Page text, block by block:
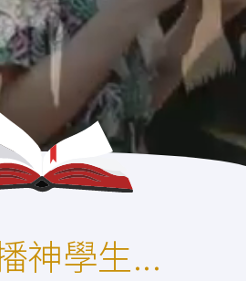
而設，提供基礎的聖經、
科七堂（此乃非學分課
要求）。
神學生...